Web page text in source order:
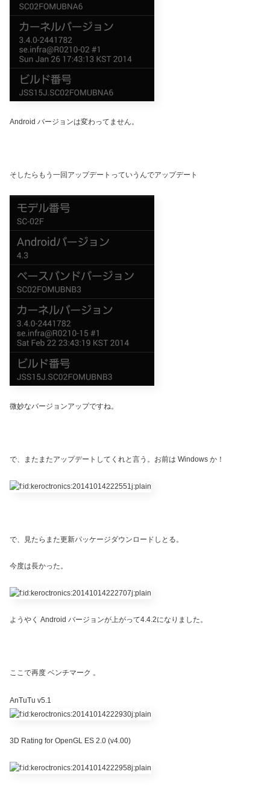
Android バージョンは変わってません。
そしたらもう一回アップデートっていうんでアップデート
微妙なバージョンアップですね。
で、またまたアップデートしてくれと言う。お前は Windows か！
で、見たらまた更新パッケージダウンロードしとる。
今度は長かった。
ようやく Android バージョンが上がって4.4.2になりました。
ここで再度 ベンチマーク 。
AnTuTu v5.1
3D Rating for OpenGL ES 2.0 (v4.00)